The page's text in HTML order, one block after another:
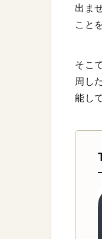
出ま
こと
そこ
周し
能し